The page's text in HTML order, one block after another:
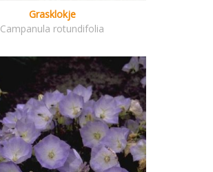
Grasklokje
Campanula rotundifolia